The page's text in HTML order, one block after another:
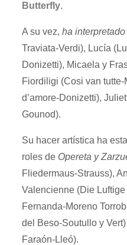
Butterfly.
A su vez,ha interpretado
Traviata-Verdi), Lucía
Donizetti), Micaela y
Fiordiligi (Cosi van tutte-
d’amore-Donizetti),
Gounod).
Su hacer artística ha
roles de Opereta y
Fliedermaus-Strauss),
Valencienne (Die
Fernanda-Moreno
del Beso-Soutullo y
Faraón-Lleó).